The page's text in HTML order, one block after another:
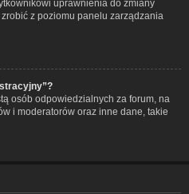
uprawnienia do zmiany
z poziomu panelu zarządzania
osób odpowiedzialnych za forum, na
i moderatorów oraz inne dane, takie